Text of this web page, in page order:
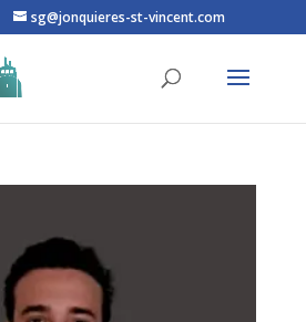
sg@jonquieres-st-vincent.com